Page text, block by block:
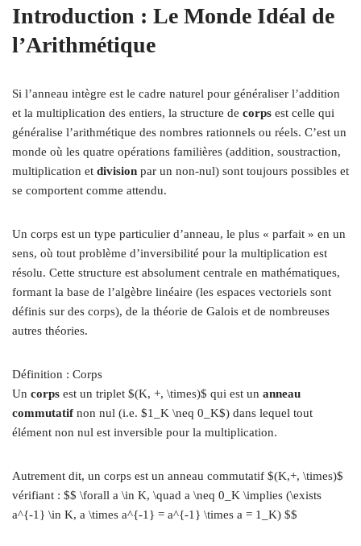
Introduction : Le Monde Idéal de
l’Arithmétique
Si l’anneau intègre est le cadre naturel pour généraliser l’addition
et la multiplication des entiers, la structure de corps est celle qui
généralise l’arithmétique des nombres rationnels ou réels. C’est un
monde où les quatre opérations familières (addition, soustraction,
multiplication et division par un non-nul) sont toujours possibles et
se comportent comme attendu.
Un corps est un type particulier d’anneau, le plus « parfait » en un
sens, où tout problème d’inversibilité pour la multiplication est
résolu. Cette structure est absolument centrale en mathématiques,
formant la base de l’algèbre linéaire (les espaces vectoriels sont
définis sur des corps), de la théorie de Galois et de nombreuses
autres théories.
Définition : Corps
Un corps est un triplet $(K, +, \times)$ qui est un anneau
commutatifnon nul (i.e. $1_K \neq 0_K$) dans lequel tout
élément non nul est inversible pour la multiplication.
Autrement dit, un corps est un anneau commutatif $(K,+, \times)$
vérifiant : $$ \forall a \in K, \quad a \neq 0_K \implies (\exists
a^{-1} \in K, a \times a^{-1} = a^{-1} \times a = 1_K) $$